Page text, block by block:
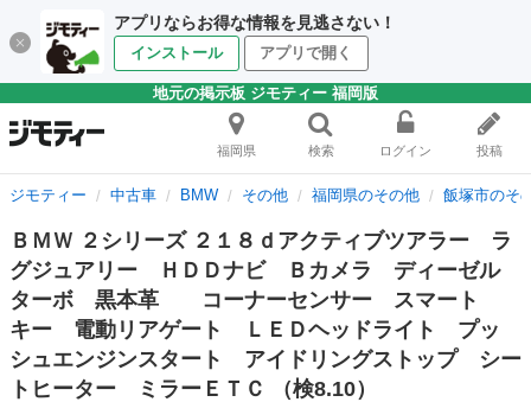
アプリならお得な情報を見逃さない！
インストール アプリで開く
地元の掲示板 ジモティー 福岡版
福岡県 検索 ログイン 投稿
ジモティー 中古車 BMW その他 福岡県のその他 飯塚市のそ
ＢＭＷ ２シリーズ ２１８ｄアクティブツアラー ラ
グジュアリー ＨＤＤナビ Ｂカメラ ディーゼル
ターボ 黒本革 コーナーセンサー スマート
キー 電動リアゲート ＬＥＤヘッドライト プッ
シュエンジンスタート アイドリングストップ シー
トヒーター ミラーＥＴＣ （検8.10）